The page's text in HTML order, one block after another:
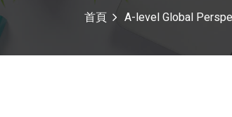
首頁 A-level Global
登錄
您還沒有帳號?註冊